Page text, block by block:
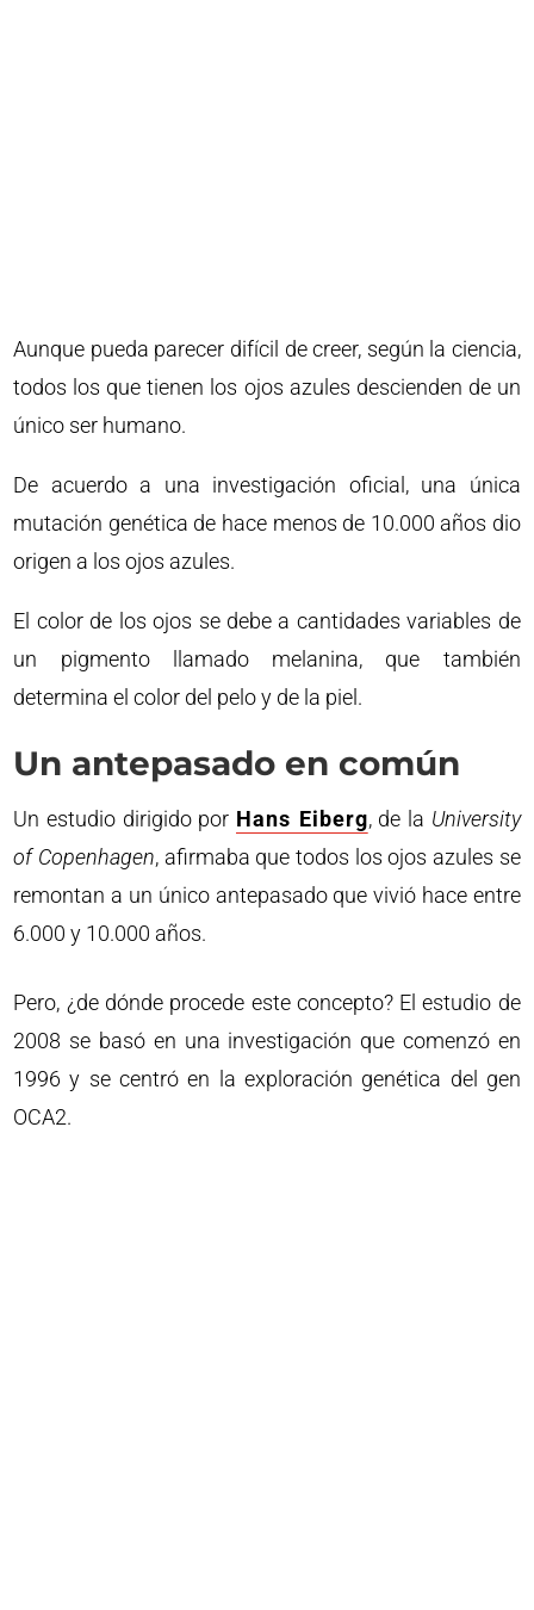
Aunque pueda parecer difícil de creer, según la ciencia,
todos los que tienen los ojos azules descienden de un
único ser humano.
De acuerdo a una investigación oficial, una única
mutación genética de hace menos de 10.000 años dio
origen a los ojos azules.
El color de los ojos se debe a cantidades variables de
un pigmento llamado melanina, que también
determina el color del pelo y de la piel.
Un antepasado en común
Un estudio dirigido por Hans Eiberg, de la University
of Copenhagen, afirmaba que todos los ojos azules se
remontan a un único antepasado que vivió hace entre
6.000 y 10.000 años.
Pero, ¿de dónde procede este concepto? El estudio de
2008 se basó en una investigación que comenzó en
1996 y se centró en la exploración genética del gen
OCA2.